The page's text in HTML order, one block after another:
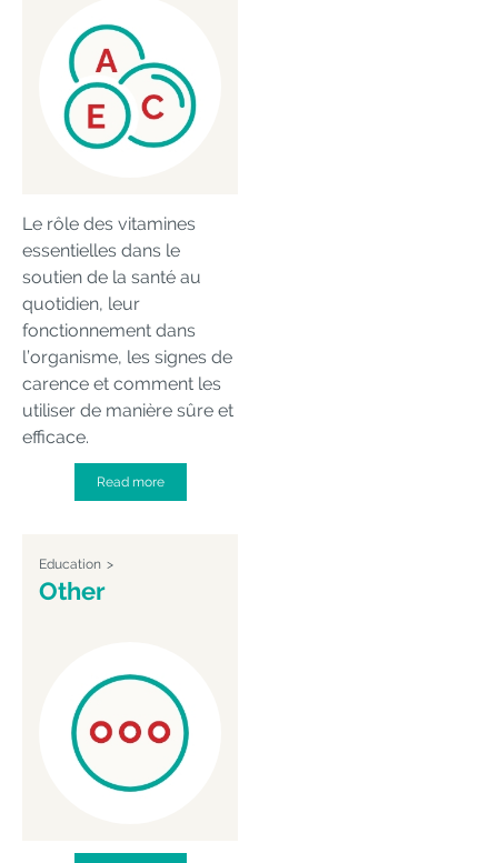
Le rôle des vitamines
essentielles dans le
soutien de la santé au
quotidien, leur
fonctionnement dans
l’organisme, les signes de
carence et comment les
utiliser de manière sûre et
efficace.
Read more
Education
Other